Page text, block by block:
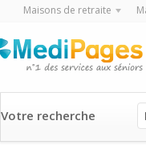
Maisons de retraite
Votre recherche